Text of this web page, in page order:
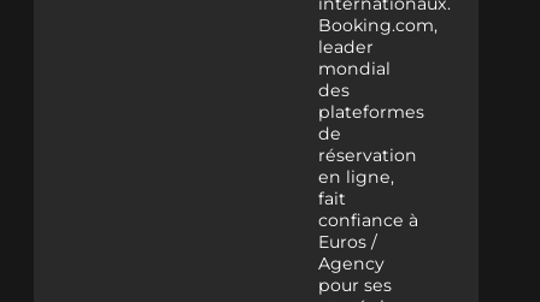
Booking.com,
leader
mondial
des
plateformes
de
réservation
en ligne,
fait
confiance à
Euros /
Agency
pour ses